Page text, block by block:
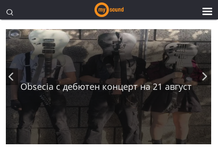
Obsecia с дебютен концерт на 21 август